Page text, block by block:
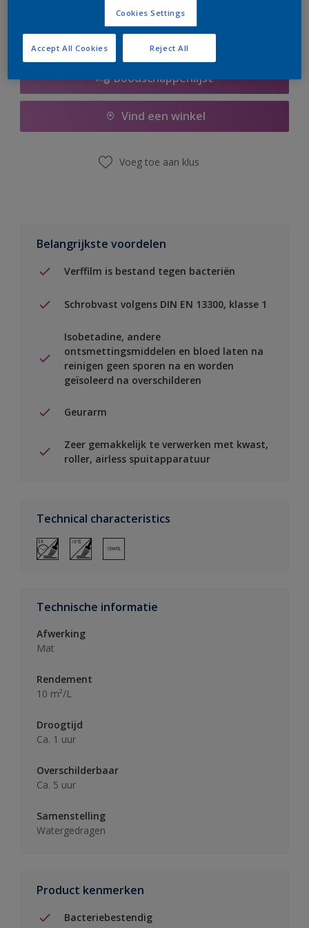
Boodschappenlijst
Vind een winkel
Voeg toe aan klus
Belangrijkste voordelen
Verffilm is bestand tegen bacteriën
Schrobvast volgens DIN EN 13300, klasse 1
Isobetadine, andere
ontsmettingsmiddelen en bloed laten na
reinigen geen sporen na en worden
geïsoleerd na overschilderen
Geurarm
Zeer gemakkelijk te verwerken met kwast,
roller, airless spuitapparatuur
Technical characteristics
Technische informatie
Afwerking
Mat
Rendement
10 m²/L
Droogtijd
Ca. 1 uur
Overschilderbaar
Ca. 5 uur
Samenstelling
Watergedragen
Product kenmerken
Bacteriebestendig
Cookies Settings
Reject All
Accept All Cookies